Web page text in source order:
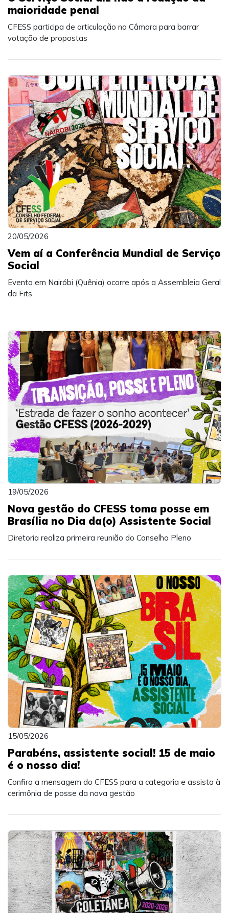
maioridade penal
CFESS participa de articulação na Câmara para barrar
votação de propostas
20/05/2026
Vem aí a Conferência Mundial de Serviço
Social
Evento em Nairóbi (Quênia) ocorre após a Assembleia Geral
da Fits
19/05/2026
Nova gestão do CFESS toma posse em
Brasília no Dia da(o) Assistente Social
Diretoria realiza primeira reunião do Conselho Pleno
15/05/2026
Parabéns, assistente social! 15 de maio
é o nosso dia!
Confira a mensagem do CFESS para a categoria e assista à
cerimônia de posse da nova gestão